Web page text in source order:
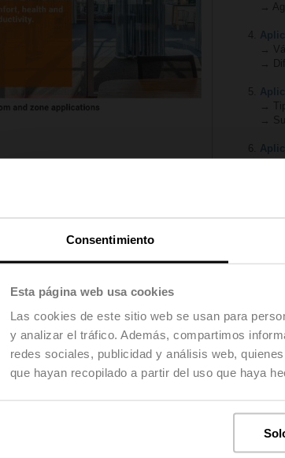
Consentimiento
Esta página web usa cookies
Las cookies de este sitio web se usan para
y analizar el tráfico. Además, compartimos
redes sociales, publicidad y análisis web,
que hayan recopilado a partir del uso que haya
→
→
→
→
→
→
→
Enlaces de
Libro